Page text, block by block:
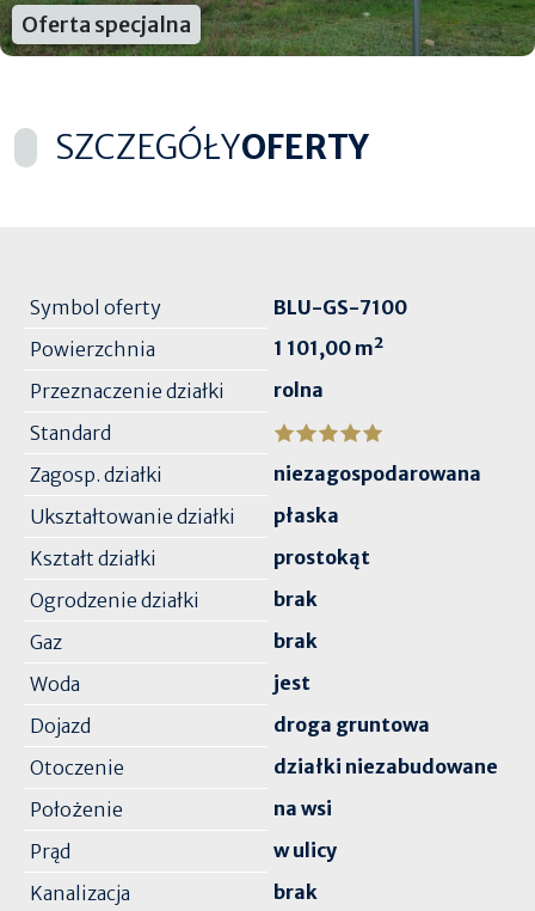
Oferta specjalna
SZCZEGÓŁYOFERTY
Symbol oferty
BLU-GS-7100
Powierzchnia
1 101,00 m²
Przeznaczenie działki
rolna
Standard
Zagosp. działki
niezagospodarowana
Ukształtowanie działki
płaska
Kształt działki
prostokąt
Ogrodzenie działki
brak
Gaz
brak
Woda
jest
Dojazd
droga gruntowa
Otoczenie
działki niezabudowane
Położenie
na wsi
Prąd
w ulicy
Kanalizacja
brak